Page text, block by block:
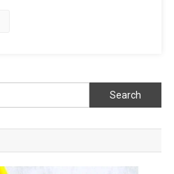
Search
for: